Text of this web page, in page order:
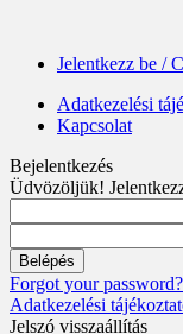
Jelentkezz be /
Adatkezelési
Kapcsolat
Bejelentkezés
Üdvözöljük!
Forgot your
Adatkezelési
Jelszó visszaállítás